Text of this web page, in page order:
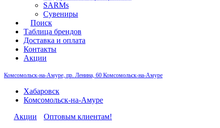
SARMs
Сувениры
Поиск
Таблица брендов
Доставка и оплата
Контакты
Акции
Комсомольск-на-Амуре, пр. Ленина, 60 Комсомольск-на-Амуре
Хабаровск
Комсомольск-на-Амуре
Акции
Оптовым клиентам!